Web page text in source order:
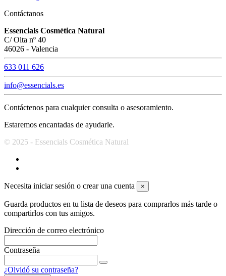
Contáctanos
Essencials Cosmética Natural
C/ Olta nº 40
46026 - Valencia
633 011 626
info@essencials.es
Contáctenos para cualquier consulta o asesoramiento.
Estaremos encantadas de ayudarle.
© 2025 - Essencials Cosmética Natural
Necesita iniciar sesión o crear una cuenta ×
Guarda productos en tu lista de deseos para comprarlos más tarde o
compartirlos con tus amigos.
Dirección de correo electrónico
Contraseña
¿Olvidó su contraseña?